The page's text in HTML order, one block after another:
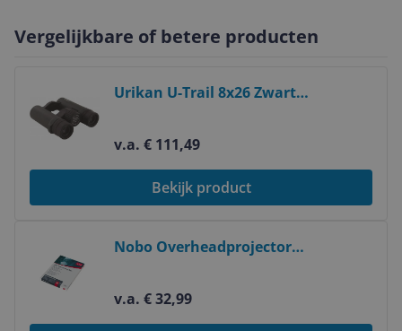
Vergelijkbare of betere producten
Urikan U-Trail 8x26 Zwart
v.a. € 111,49
Bekijk product
Nobo Overheadprojector
v.a. € 32,99